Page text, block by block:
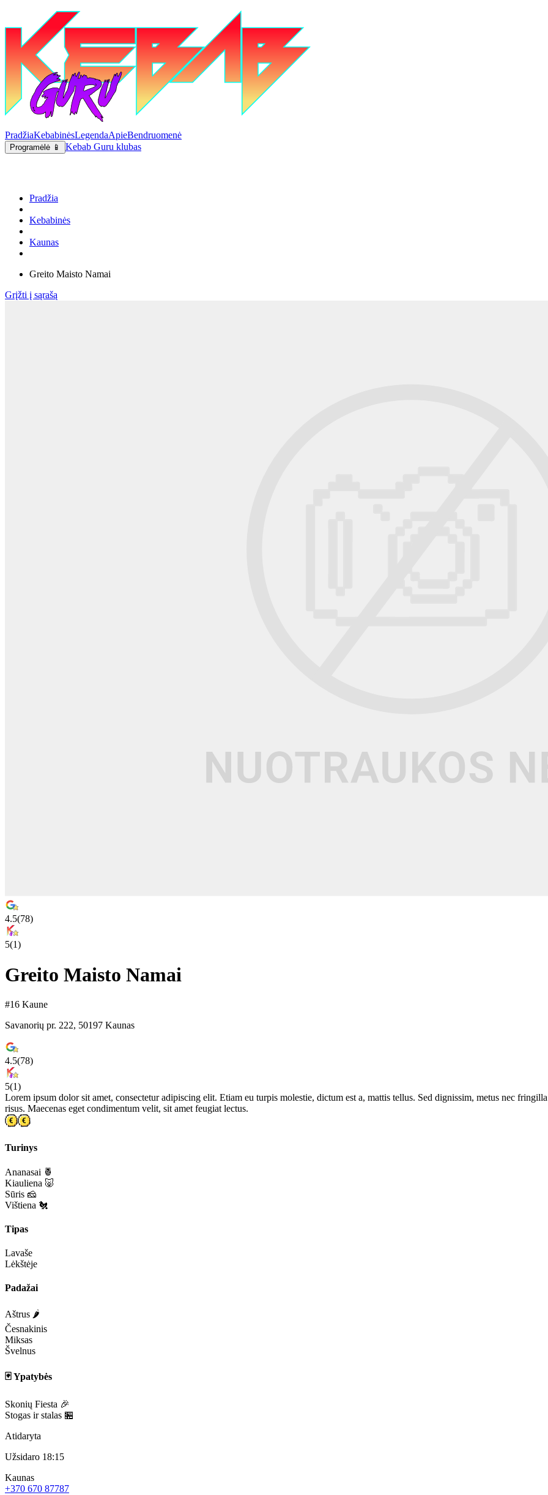
PradžiaKebabinėsLegendaApieBendruomenė
Programėlė 📱 Kebab Guru klubas
Pradžia
Kebabinės
Kaunas
Greito Maisto Namai
Grįžti į sąrašą
4.5(78)
5(1)
Greito Maisto Namai
#16 Kaune
Savanorių pr. 222, 50197 Kaunas
4.5(78)
5(1)
Lorem ipsum dolor sit amet, consectetur adipiscing elit. Etiam eu turpis molestie, dictum est a, mattis tellus. Sed dignissim, metus nec
risus. Maecenas eget condimentum velit, sit amet feugiat lectus.
Turinys
Ananasai 🍍
Kiauliena 🐷
Sūris 🧀
Vištiena 🐔
Tipas
Lavaše
Lėkštėje
Padažai
Aštrus 🌶️
Česnakinis
Miksas
Švelnus
🃏 Ypatybės
Skonių Fiesta 🎉
Stogas ir stalas 🏪
Atidaryta
Užsidaro 18:15
Kaunas
+370 670 87787